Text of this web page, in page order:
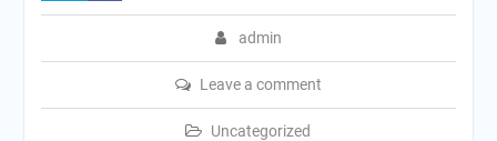
admin
Leave a comment
Uncategorized